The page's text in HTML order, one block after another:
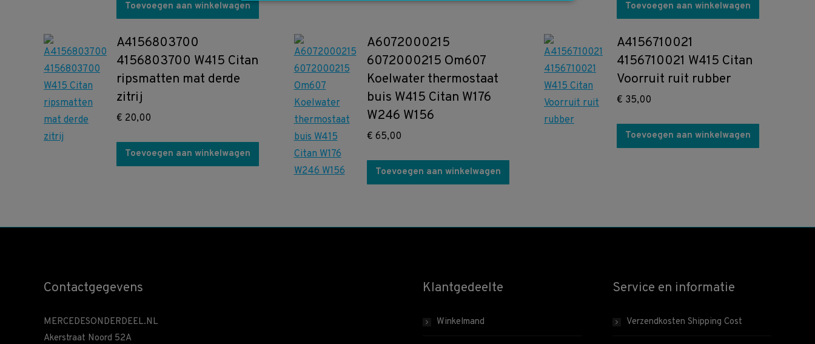
Toevoegen aan winkelwagen Toevoegen aan winkelwagen
A4156803700
4156803700 W415 Citan
ripsmatten mat derde
zitrij
€ 20,00
Toevoegen aan winkelwagen
A6072000215
6072000215 Om607
Koelwater thermostaat
buis W415 Citan W176
W246 W156
€ 65,00
Toevoegen aan winkelwagen
A4156710021
4156710021 W415 Citan
Voorruit ruit rubber
€ 35,00
Toevoegen aan winkelwagen
Contactgegevens
MERCEDESONDERDEEL.NL
Akerstraat Noord 52A
Klantgedeelte
Winkelmand
Service en informatie
Verzendkosten Shipping Cost